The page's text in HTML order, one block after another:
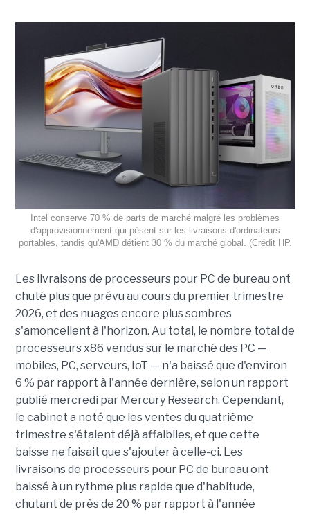
Intel conserve 70 % de parts de marché malgré les problèmes
d'approvisionnement qui pèsent sur les livraisons d'ordinateurs
portables, tandis qu'AMD détient 30 % du marché global. (Crédit HP.
Les livraisons de processeurs pour PC de bureau ont
chuté plus que prévu au cours du premier trimestre
2026, et des nuages encore plus sombres
s'amoncellent à l'horizon. Au total, le nombre total de
processeurs x86 vendus sur le marché des PC —
mobiles, PC, serveurs, IoT — n'a baissé que d'environ
6 % par rapport à l'année dernière, selon un rapport
publié mercredi par Mercury Research. Cependant,
le cabinet a noté que les ventes du quatrième
trimestre s'étaient déjà affaiblies, et que cette
baisse ne faisait que s'ajouter à celle-ci. Les
livraisons de processeurs pour PC de bureau ont
baissé à un rythme plus rapide que d'habitude,
chutant de près de 20 % par rapport à l'année